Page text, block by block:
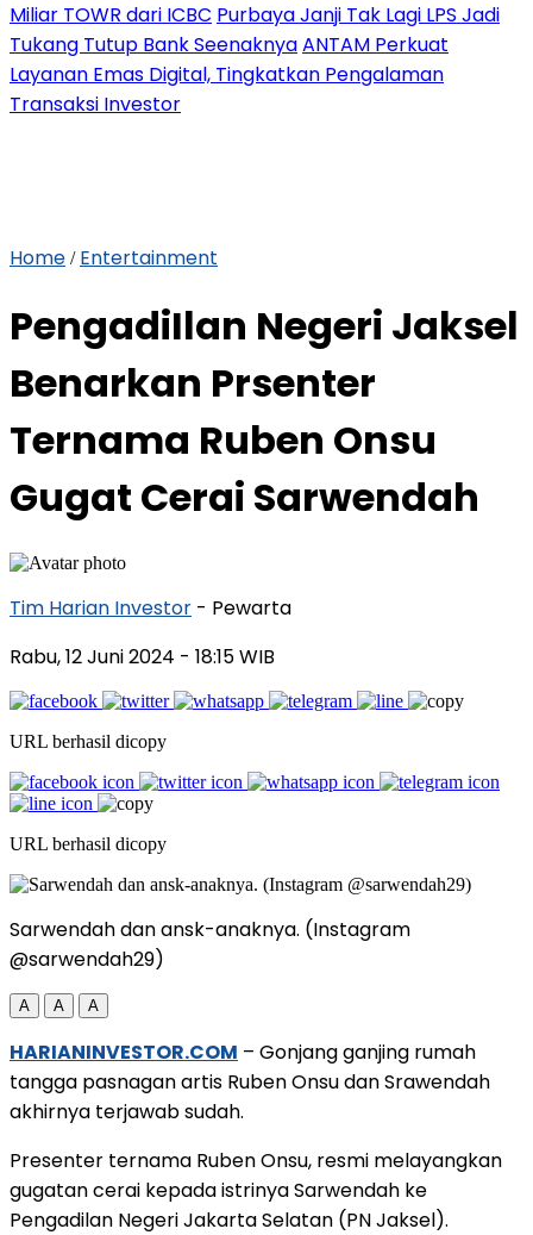
Miliar TOWR dari ICBC Purbaya Janji Tak Lagi LPS Jadi
Tukang Tutup Bank SeenaknyaANTAM Perkuat
Layanan Emas Digital, Tingkatkan Pengalaman
Transaksi Investor
Home / Entertainment
PengadiIlan Negeri Jaksel
Benarkan Prsenter
Ternama Ruben Onsu
Gugat Cerai Sarwendah
Tim Harian Investor - Pewarta
Rabu, 12 Juni 2024 - 18:15 WIB
URL berhasil dicopy
URL berhasil dicopy
Sarwendah dan ansk-anaknya. (Instagram
@sarwendah29)
A A A
HARIANINVESTOR.COM – Gonjang ganjing rumah
tangga pasnagan artis Ruben Onsu dan Srawendah
akhirnya terjawab sudah.
Presenter ternama Ruben Onsu, resmi melayangkan
gugatan cerai kepada istrinya Sarwendah ke
Pengadilan Negeri Jakarta Selatan (PN Jaksel).